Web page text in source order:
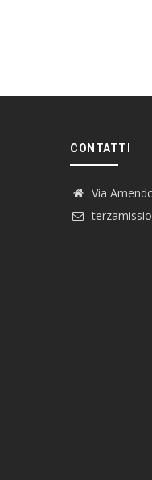
CONTATTI
Via